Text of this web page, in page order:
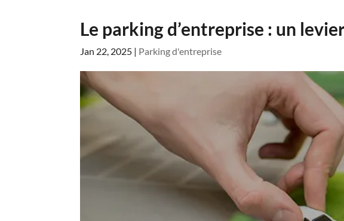
Le parking d’entreprise : un
Jan 22, 2025 | Parking d'entreprise